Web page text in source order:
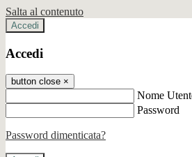
Salta al contenuto
Accedi
Accedi
button close ×
Nome
Password
Password dimenticata?